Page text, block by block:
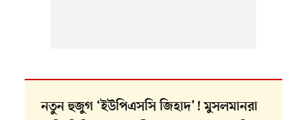
নতুন হুজুগ ‘ইউপিএসসি জিহাদ’! মুসলমানরা